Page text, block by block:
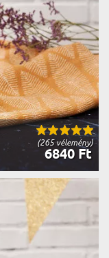
(265 vélemény)
6840 Ft